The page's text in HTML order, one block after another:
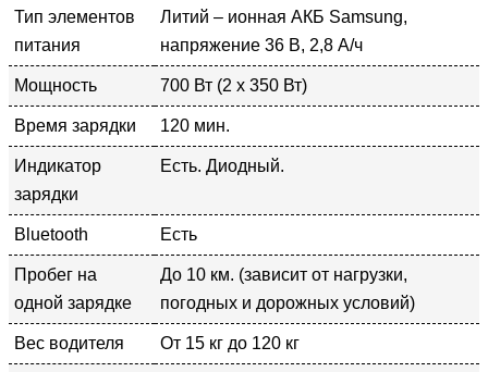
Тип элементов
питания
Литий – ионная АКБ Samsung,
напряжение 36 В, 2,8 А/ч
Мощность 700 Вт (2 х 350 Вт)
Время зарядки 120 мин.
Индикатор
зарядки
Есть. Диодный.
Bluetooth Есть
Пробег на
одной зарядке
До 10 км. (зависит от нагрузки,
погодных и дорожных условий)
Вес водителя От 15 кг до 120 кг